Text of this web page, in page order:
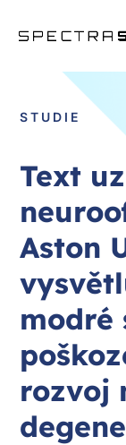
STUDIE
Text
Aston
modré
rozvoj